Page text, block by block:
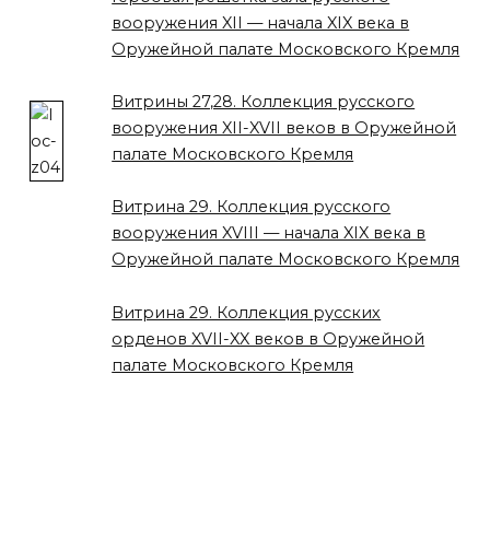
вооружения XII — начала XIX века в
Оружейной палате Московского Кремля
Витрины 27,28. Коллекция русского
вооружения XII-XVII веков в Оружейной
палате Московского Кремля
Витрина 29. Коллекция русского
вооружения XVIII — начала XIX века в
Оружейной палате Московского Кремля
Витрина 29. Коллекция русских
орденов XVII-XX веков в Оружейной
палате Московского Кремля